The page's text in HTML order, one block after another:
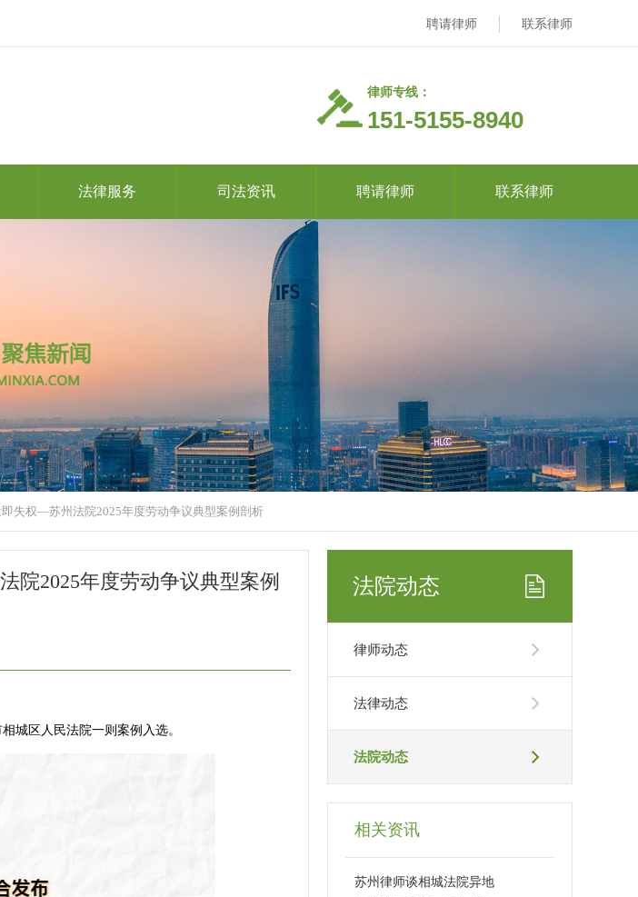
聘请律师 联系律师
律师专线：
151-5155-8940
法律服务 司法资讯 聘请律师 联系律师
失权—苏州法院2025年度劳动争议典型案例剖析
院2025年度劳动争议典型案例
城区人民法院一则案例入选。
法院动态
律师动态
法律动态
法院动态
相关资讯
苏州律师谈相城法院异地